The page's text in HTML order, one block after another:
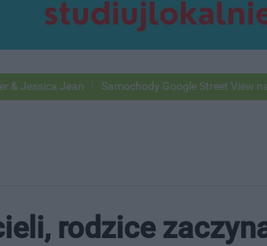
Samochody Google Street View na ulicach
rodzice